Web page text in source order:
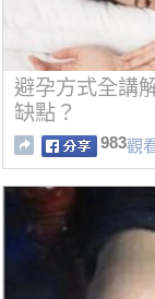
避孕方式全講
缺點？
983觀